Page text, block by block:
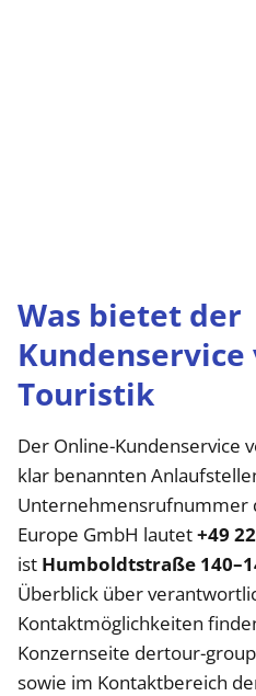
Was bietet der
Kundenservice
Touristik
Der Online-Kundenservice
klar benannten
Unternehmensrufnummer
Europe GmbH lautet+49
ist Humboldtstraße
Überblick über
Kontaktmöglichkeiten
Konzernseite dertour-
sowie im Kontaktbereich